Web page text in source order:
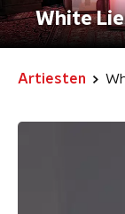
White
Artiesten